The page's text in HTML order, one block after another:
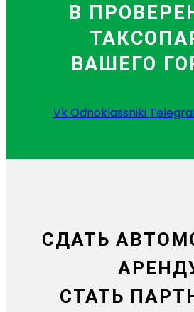
В
ВАШЕГО
VkOdnoklassniki
СДАТЬ
СТАТЬ